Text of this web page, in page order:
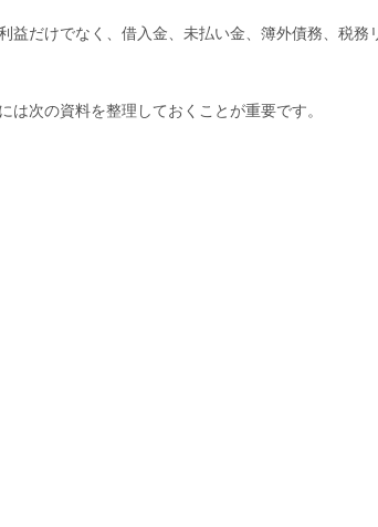
益だけでなく、借入金、未払い金、簿外債務、税
は次の資料を整理しておくことが重要です。